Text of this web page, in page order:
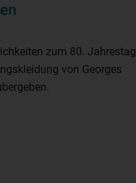
zum 80. Jahrestag
von Georges